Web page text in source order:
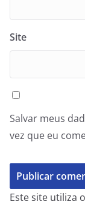
Site
Salvar meus
vez que eu
Este site utiliza